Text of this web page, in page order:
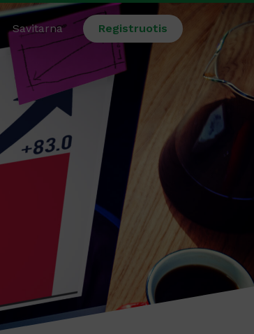
Savitarna Registruotis